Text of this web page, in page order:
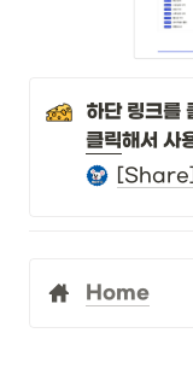
하단 링크를
클릭해서 사
Home